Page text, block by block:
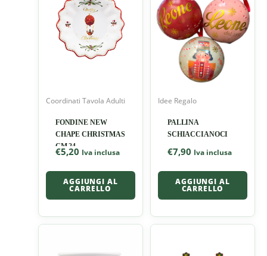
Coordinati Tavola Adulti
FONDINE NEW
CHAPE CHRISTMAS
CM 24
€5,20 Iva inclusa
AGGIUNGI AL
CARRELLO
Idee Regalo
PALLINA
SCHIACCIANOCI
€7,90 Iva inclusa
AGGIUNGI AL
CARRELLO